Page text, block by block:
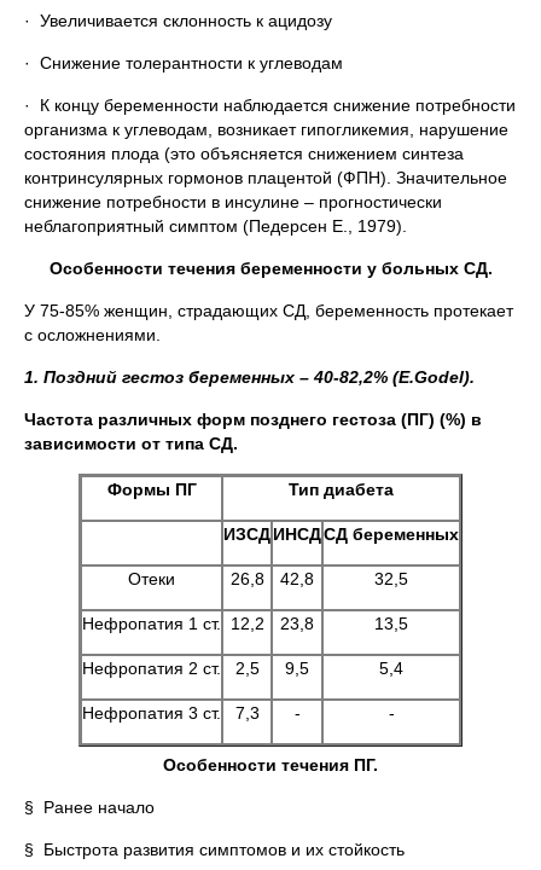
· Увеличивается склонность к ацидозу
· Снижение толерантности к углеводам
· К концу беременности наблюдается снижение потребности
организма к углеводам, возникает гипогликемия, нарушение
состояния плода (это объясняется снижением синтеза
контринсулярных гормонов плацентой (ФПН). Значительное
снижение потребности в инсулине – прогностически
неблагоприятный симптом (Педерсен Е., 1979).
Особенности течения беременности у больных СД.
У 75-85% женщин, страдающих СД, беременность протекает
с осложнениями.
1. Поздний гестоз беременных – 40-82,2% (E.Godel).
Частота различных форм позднего гестоза (ПГ) (%) в
зависимости от типа СД.
Формы ПГ Тип диабета
ИЗСДИНСДСД беременных
Отеки 26,8 42,8 32,5
Нефропатия 1 ст. 12,2 23,8 13,5
Нефропатия 2 ст. 2,5 9,5 5,4
Нефропатия 3 ст. 7,3 ‑ ‑
Особенности течения ПГ.
§ Ранее начало
§ Быстрота развития симптомов и их стойкость